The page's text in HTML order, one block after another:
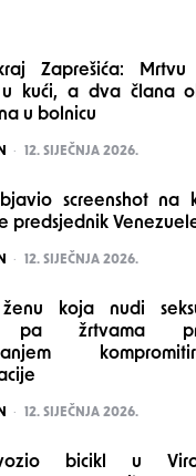
Zaprešića: Mrtvu
u kući, a dva člana
u bolnicu
12. SIJEČNJA 2026.
screenshot na
predsjednik
12. SIJEČNJA 2026.
koja nudi
pa žrtvama
12. SIJEČNJA 2026.
bicikl u